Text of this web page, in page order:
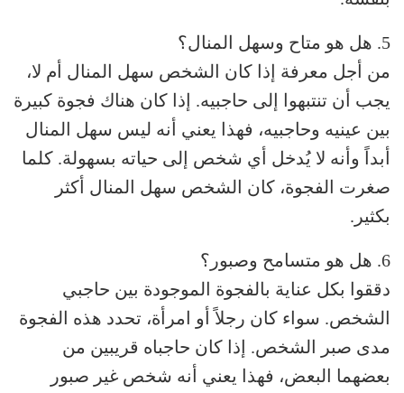
5. هل هو متاح وسهل المنال؟
من أجل معرفة إذا كان الشخص سهل المنال أم لا،
يجب أن تنتبهوا إلى حاجبيه. إذا كان هناك فجوة كبيرة
بين عينيه وحاجبيه، فهذا يعني أنه ليس سهل المنال
أبداً وأنه لا يُدخل أي شخص إلى حياته بسهولة. كلما
صغرت الفجوة، كان الشخص سهل المنال أكثر
بكثير.
6. هل هو متسامح وصبور؟
دققوا بكل عناية بالفجوة الموجودة بين حاجبي
الشخص. سواء كان رجلاً أو امرأة، تحدد هذه الفجوة
مدى صبر الشخص. إذا كان حاجباه قريبين من
بعضهما البعض، فهذا يعني أنه شخص غير صبور